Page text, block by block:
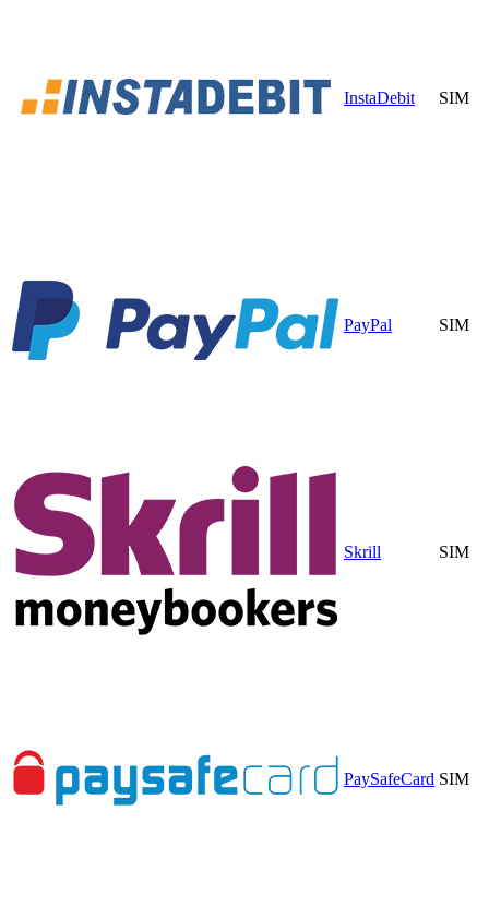
InstaDebit SIM
PayPal SIM
Skrill SIM
PaySafeCard SIM